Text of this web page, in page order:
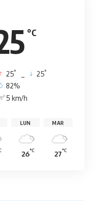
°C
25° 25°
82%
5 km/h
LUN
26°C
MAR
27°C